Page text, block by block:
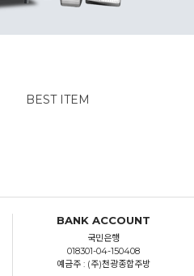
BEST ITEM
BANK ACCOUNT
국민은행
018301-04-150408
예금주 : (주)천광종합주방